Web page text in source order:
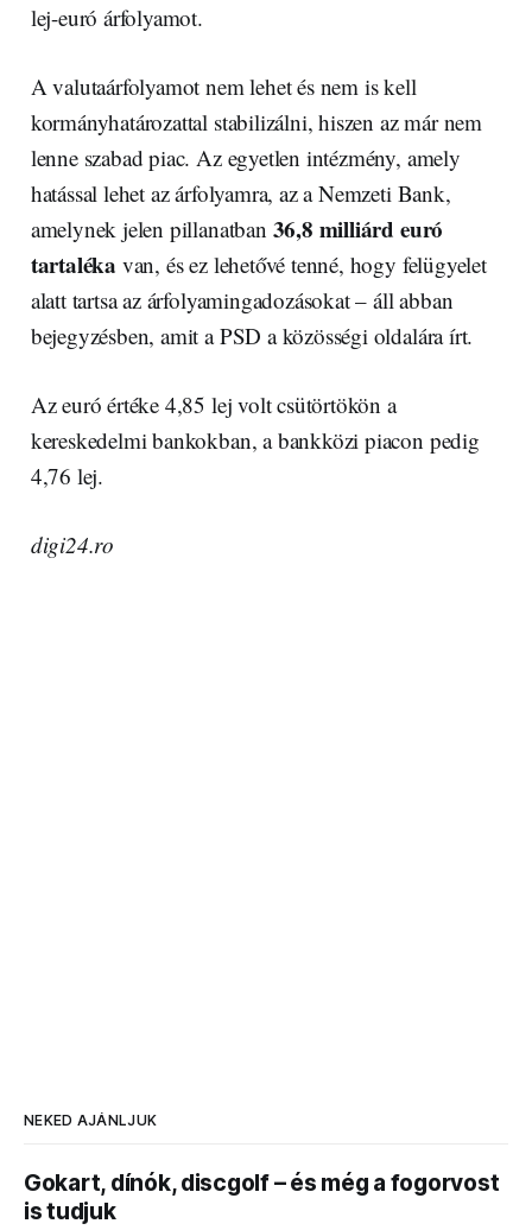
lej-euró árfolyamot.
A valutaárfolyamot nem lehet és nem is kell
kormányhatározattal stabilizálni, hiszen az már nem
lenne szabad piac. Az egyetlen intézmény, amely
hatással lehet az árfolyamra, az a Nemzeti Bank,
amelynek jelen pillanatban 36,8 milliárd euró
tartaléka van, és ez lehetővé tenné, hogy felügyelet
alatt tartsa az árfolyamingadozásokat – áll abban
bejegyzésben, amit a PSD a közösségi oldalára írt.
Az euró értéke 4,85 lej volt csütörtökön a
kereskedelmi bankokban, a bankközi piacon pedig
4,76 lej.
digi24.ro
NEKED AJÁNLJUK
Gokart, dínók, discgolf – és még a fogorvost
is tudjuk